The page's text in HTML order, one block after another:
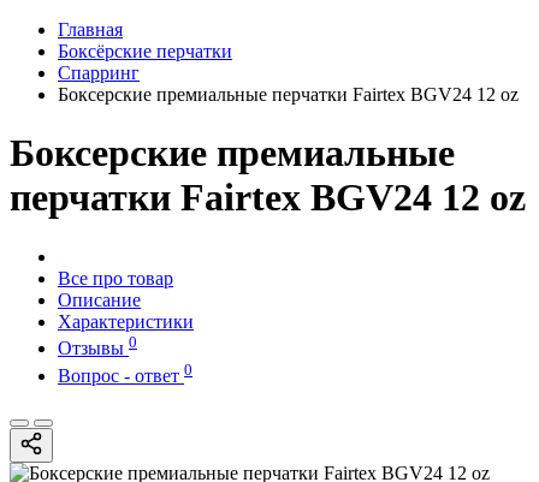
Главная
Боксёрские перчатки
Спарринг
Боксерские премиальные перчатки Fairtex BGV24 12 oz
Боксерские премиальные
перчатки Fairtex BGV24 12 oz
Все про товар
Описание
Характеристики
Отзывы 0
Вопрос - ответ 0